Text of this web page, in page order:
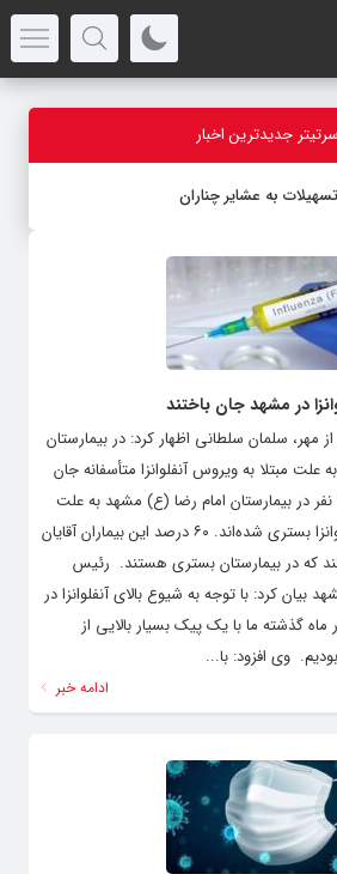
سرتیتر جدیدترین اخبار
مهر، سلمان سلطانی اظهار کرد: در بیمارستان
(ع) مشهد ۲ نفر به علت مبتلا به ویروس آنفلوانزا متأسفانه جان
باختند و در حال حاضر ۱۰۹ نفر در بیمارستان امام رضا (ع) مشهد به علت
مبتلا شدن به ویروس آنفلوانزا بستری شده‌اند. ۶۰ درصد این بیماران آقایان
که در بیمارستان بستری هستند. ‌ رئیس
بیان کرد: با توجه به شیوع بالای آنفلوانزا در
گذشته ما با یک پیک بسیار بالایی از
وی افزود: با...
ادامه خبر